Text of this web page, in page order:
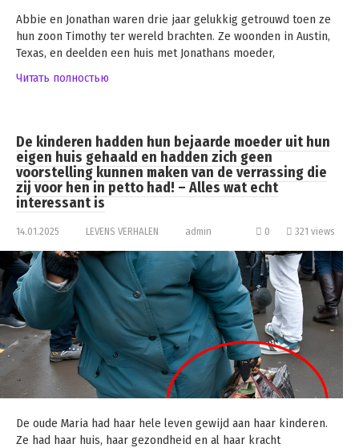
Abbie en Jonathan waren drie jaar gelukkig getrouwd toen ze
hun zoon Timothy ter wereld brachten. Ze woonden in Austin,
Texas, en deelden een huis met Jonathans moeder,
Читать полностью
De kinderen hadden hun bejaarde moeder uit hun
eigen huis gehaald en hadden zich geen
voorstelling kunnen maken van de verrassing die
zij voor hen in petto had! – Alles wat echt
interessant is
14.01.2025 LEVENS VERHALEN admin 0 321 views
De oude Maria had haar hele leven gewijd aan haar kinderen.
Ze had haar huis, haar gezondheid en al haar kracht